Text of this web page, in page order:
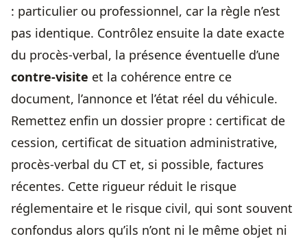
: particulier ou professionnel, car la règle n’est
pas identique. Contrôlez ensuite la date exacte
du procès-verbal, la présence éventuelle d’une
contre-visite et la cohérence entre ce
document, l’annonce et l’état réel du véhicule.
Remettez enfin un dossier propre : certificat de
cession, certificat de situation administrative,
procès-verbal du CT et, si possible, factures
récentes. Cette rigueur réduit le risque
réglementaire et le risque civil, qui sont souvent
confondus alors qu’ils n’ont ni le même objet ni